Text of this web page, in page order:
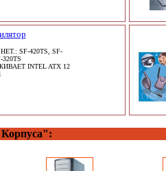
SF-420TS, SF-
320TS
INTEL ATX 12